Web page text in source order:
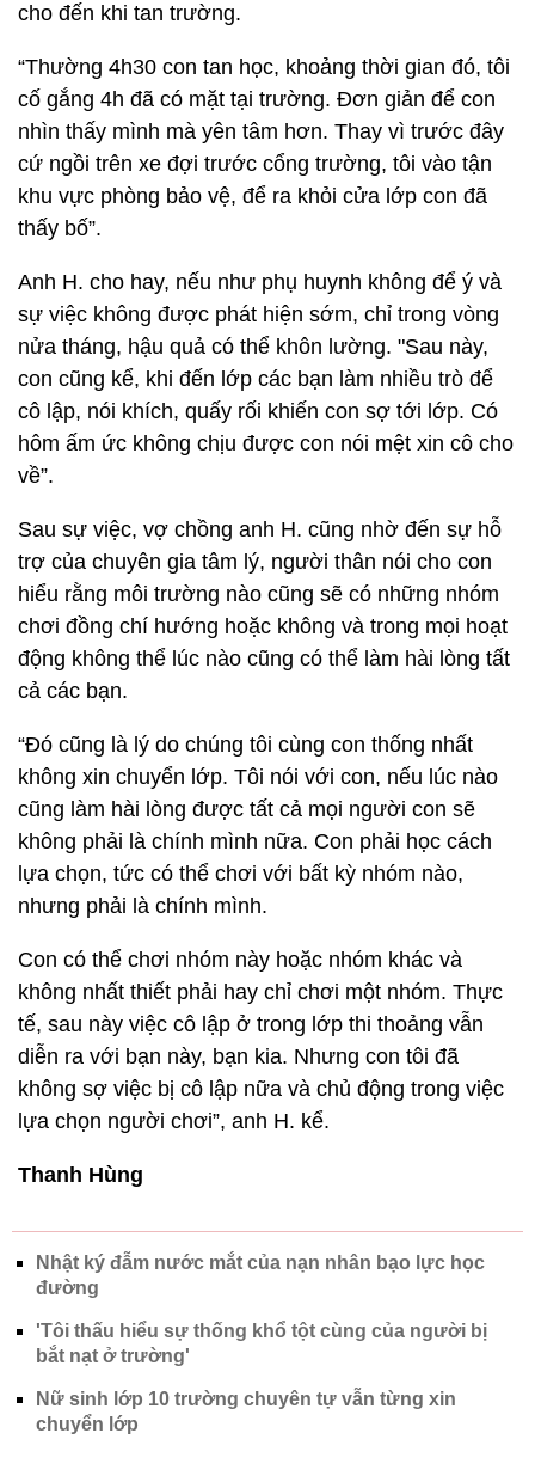
cho đến khi tan trường.
“Thường 4h30 con tan học, khoảng thời gian đó, tôi
cố gắng 4h đã có mặt tại trường. Đơn giản để con
nhìn thấy mình mà yên tâm hơn. Thay vì trước đây
cứ ngồi trên xe đợi trước cổng trường, tôi vào tận
khu vực phòng bảo vệ, để ra khỏi cửa lớp con đã
thấy bố”.
Anh H. cho hay, nếu như phụ huynh không để ý và
sự việc không được phát hiện sớm, chỉ trong vòng
nửa tháng, hậu quả có thể khôn lường. "Sau này,
con cũng kể, khi đến lớp các bạn làm nhiều trò để
cô lập, nói khích, quấy rối khiến con sợ tới lớp. Có
hôm ấm ức không chịu được con nói mệt xin cô cho
về”.
Sau sự việc, vợ chồng anh H. cũng nhờ đến sự hỗ
trợ của chuyên gia tâm lý, người thân nói cho con
hiểu rằng môi trường nào cũng sẽ có những nhóm
chơi đồng chí hướng hoặc không và trong mọi hoạt
động không thể lúc nào cũng có thể làm hài lòng tất
cả các bạn.
“Đó cũng là lý do chúng tôi cùng con thống nhất
không xin chuyển lớp. Tôi nói với con, nếu lúc nào
cũng làm hài lòng được tất cả mọi người con sẽ
không phải là chính mình nữa. Con phải học cách
lựa chọn, tức có thể chơi với bất kỳ nhóm nào,
nhưng phải là chính mình.
Con có thể chơi nhóm này hoặc nhóm khác và
không nhất thiết phải hay chỉ chơi một nhóm. Thực
tế, sau này việc cô lập ở trong lớp thi thoảng vẫn
diễn ra với bạn này, bạn kia. Nhưng con tôi đã
không sợ việc bị cô lập nữa và chủ động trong việc
lựa chọn người chơi”, anh H. kể.
Thanh Hùng
Nhật ký đẫm nước mắt của nạn nhân bạo lực học
đường
'Tôi thấu hiểu sự thống khổ tột cùng của người bị
bắt nạt ở trường'
Nữ sinh lớp 10 trường chuyên tự vẫn từng xin
chuyển lớp